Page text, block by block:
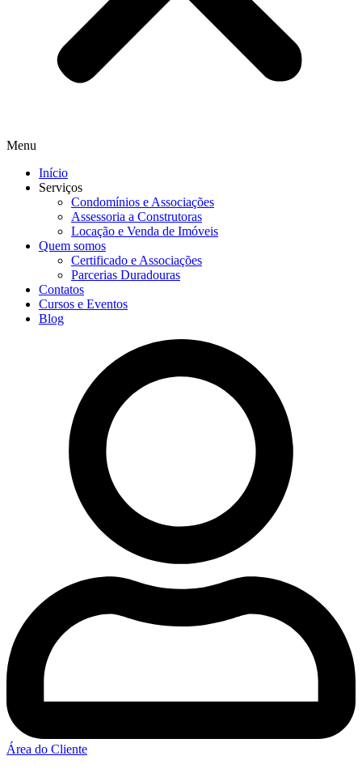
Menu
Início
Serviços
Condomínios e Associações
Assessoria a Construtoras
Locação e Venda de Imóveis
Quem somos
Certificado e Associações
Parcerias Duradouras
Contatos
Cursos e Eventos
Blog
Área do Cliente